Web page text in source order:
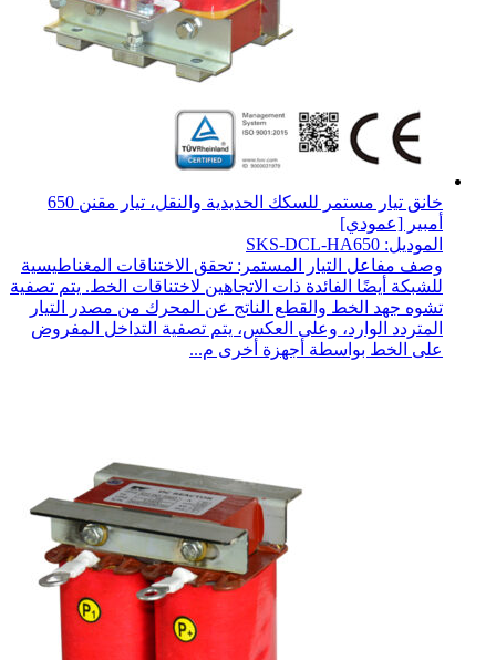
خانق تيار مستمر للسكك الحديدية والنقل، تيار مقنن 650
أمبير [عمودي]
الموديل: SKS-DCL-HA650
وصف مفاعل التيار المستمر: تحقق الاختناقات المغناطيسية
للشبكة أيضًا الفائدة ذات الاتجاهين لاختناقات الخط. يتم تصفية
تشوه جهد الخط والقطع الناتج عن المحرك من مصدر التيار
المتردد الوارد، وعلى العكس، يتم تصفية التداخل المفروض
على الخط بواسطة أجهزة أخرى م...